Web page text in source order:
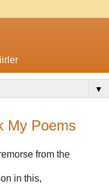
▼
My Poems
from the
in this,